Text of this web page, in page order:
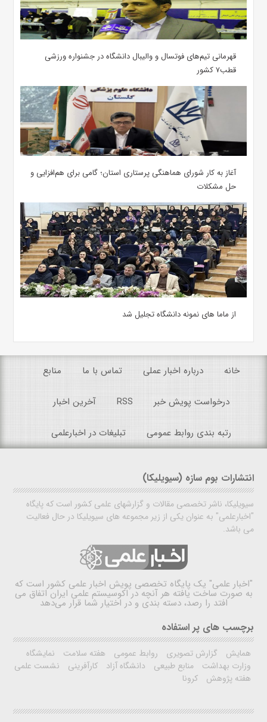
قهرمانی تیم‌های فوتسال و والیبال دانشگاه در جشنواره ورزشی
قطب۷ کشور
آغاز به کار شورای هماهنگی پرستاری استان؛ گامی برای هم‌افزایی و
حل مشکلات
از ماما های نمونه دانشگاه تجلیل شد
خانه درباره اخبار عملی تماس با ما منابع
درخواست پویش خبر RSS آخرین اخبار
رتبه بندی روابط عمومی تبلیغات در اخبارعلمی
انتشارات بوم سازه (سیویلیکا)
سیویلیکا، ناشر تخصصی مقالات و گزارشهای علمی کشور است که پایگاه
"اخبارعلمی" به عنوان یکی از زیر مجموعه های سیویلیکا در حال فعالیت
می باشد.
"اخبار علمی" یک پایگاه تخصصی پویش اخبار علمی کشور است که
به صورت ساخت یافته هر آنچه در اکوسیستم علمی ایران اتفاق می
افتد را رصد، دسته بندی و در اختیار شما قرار می‌دهد
برچسب های پر استفاده
همایش گزارش تصویری روابط عمومی هفته سلامت
نمایشگاه
وزارت بهداشت
منابع طبیعی دانشگاه آزاد کارآفرینی
نشست علمی
هفته پژوهش
کرونا